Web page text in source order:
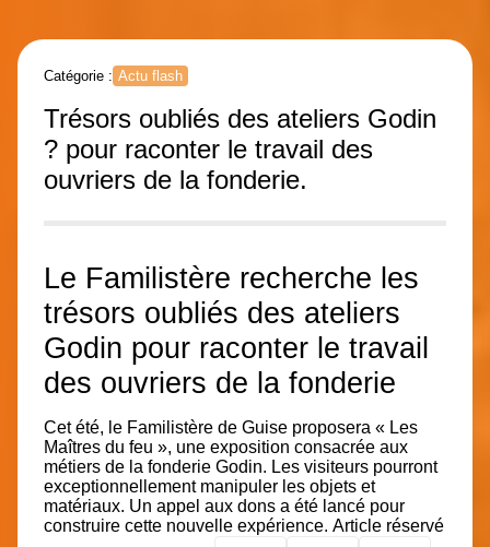
Catégorie : Actu flash
Trésors oubliés des ateliers Godin
? pour raconter le travail des
ouvriers de la fonderie.
Le Familistère recherche les
trésors oubliés des ateliers
Godin pour raconter le travail
des ouvriers de la fonderie
Cet été, le Familistère de Guise proposera « Les
Maîtres du feu », une exposition consacrée aux
métiers de la fonderie Godin. Les visiteurs pourront
exceptionnellement manipuler les objets et
matériaux. Un appel aux dons a été lancé pour
construire cette nouvelle expérience. Article réservé